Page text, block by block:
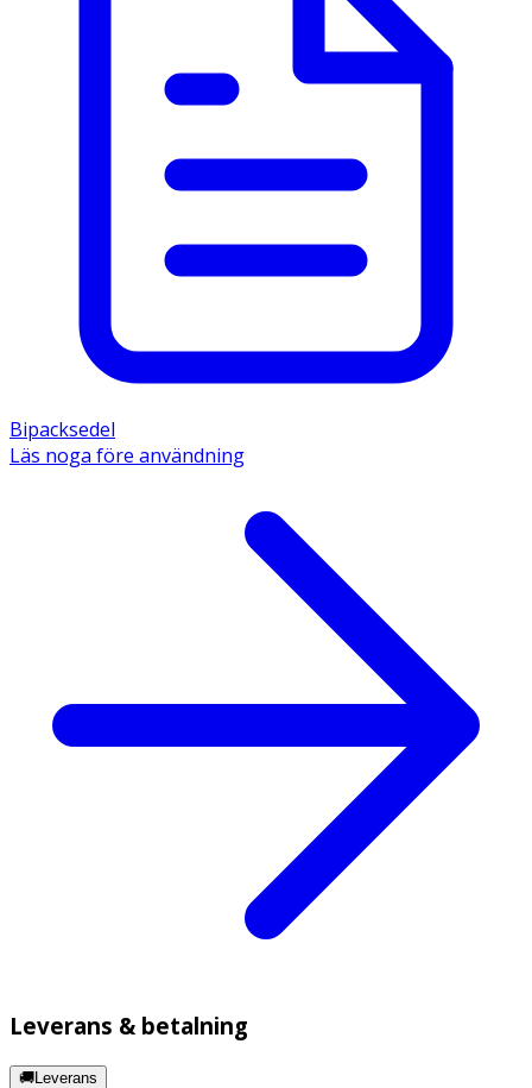
Bipacksedel
Läs noga före användning
Leverans & betalning
🚚Leverans